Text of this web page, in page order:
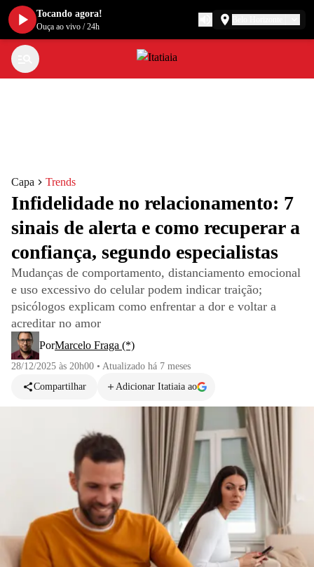
Capa Trends
Infidelidade no relacionamento: 7
sinais de alerta e como recuperar a
confiança, segundo especialistas
Mudanças de comportamento, distanciamento emocional
e uso excessivo do celular podem indicar traição;
psicólogos explicam como enfrentar a dor e voltar a
acreditar no amor
PorMarcelo Fraga (*)
28/12/2025 às 20h00 • Atualizado há 7 meses
Compartilhar
Adicionar Itatiaia ao
Tocando agora!
Ouça ao vivo /24h